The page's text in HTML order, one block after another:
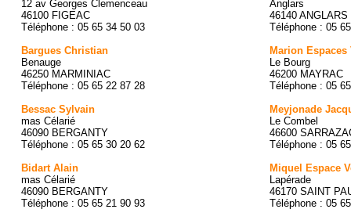
12 av Georges Clemenceau
46100 FIGEAC
Téléphone : 05 65 34 50 03
Bargues Christian
Benauge
46250 MARMINIAC
Téléphone : 05 65 22 87 28
Bessac Sylvain
mas Célarié
46090 BERGANTY
Téléphone : 05 65 30 20 62
Bidart Alain
mas Célarié
46090 BERGANTY
Téléphone : 05 65 21 90 93
Anglars
46140
Téléphone : 05
Marion Espaces
Le Bourg
46200 MAYRAC
Téléphone : 05
Meyjonade
Le Combel
46600
Téléphone : 05
Miquel Espace
Lapérade
46170 SAINT
Téléphone : 05